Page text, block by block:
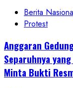
Berita
Protest
Anggaran
Separuhnya
Minta Bukti